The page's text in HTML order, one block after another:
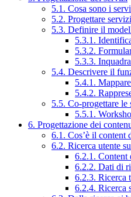
5.1. Cosa sono i
5.2. Progettare
5.3. Definire il
5.3.1.
5.3.2.
5.3.3.
5.4. Descrivere il
5.4.1.
5.4.2.
5.5. Co-progettare le
5.5.1.
6. Progettazione dei
6.1. Cos’è il content
6.2. Ricerca utente
6.2.1. Content
6.2.2. Dati di
6.2.3. Ricerca
6.2.4. Ricerca